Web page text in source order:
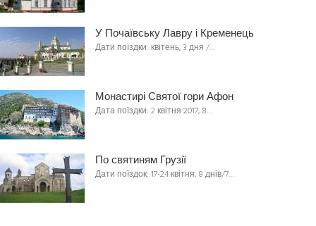
У Почаївську Лавру і Кременець
Дати поїздки: квітень, 3 дня /…
Монастирі Святої гори Афон
Дата поїздки: 2 квітня 2017, 8…
По святиням Грузії
Дати поїздок: 17-24 квітня, 8 днів/7…